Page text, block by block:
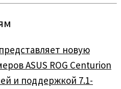
новую
ASUS ROG Centurion
и поддержкой 7.1-